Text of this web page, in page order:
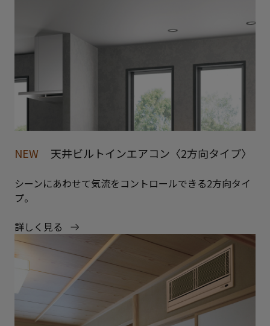
NEW 天井ビルトインエアコン〈2方向タイプ〉
シーンにあわせて気流をコントロールできる2方向タイ
プ。
詳しく見る